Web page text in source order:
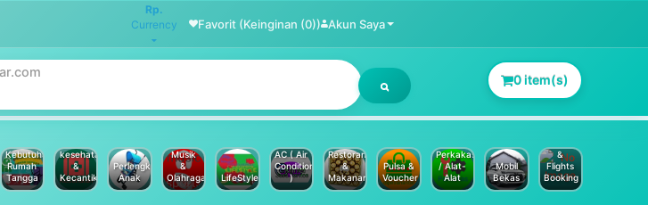
Rp.
Currency
Favorit (Keinginan (0)) Akun Saya
0 item(s)
Kebutuhan
Rumah
Tangga
kesehatan
&
Kecantikan
Perlengkapan
Anak
Musik
&
Olahraga
LifeStyle
AC ( Air
Conditioner
)
Restoran
&
Makanan
Pulsa &
Voucher
Perkakas
/ Alat-
Alat
Mobil
Bekas
&
Flights
Booking